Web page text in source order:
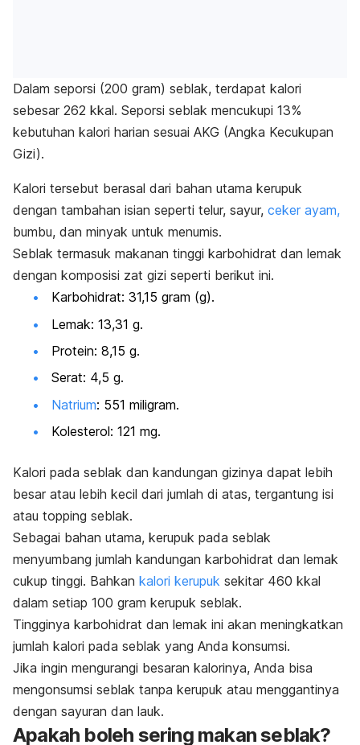
Dalam seporsi (200 gram) seblak, terdapat kalori
sebesar 262 kkal. Seporsi seblak mencukupi 13%
kebutuhan kalori harian sesuai AKG (Angka Kecukupan
Gizi).
Kalori tersebut berasal dari bahan utama kerupuk
dengan tambahan isian seperti telur, sayur, ceker ayam,
bumbu, dan minyak untuk menumis.
Seblak termasuk makanan tinggi karbohidrat dan lemak
dengan komposisi zat gizi seperti berikut ini.
Karbohidrat: 31,15 gram (g).
Lemak: 13,31 g.
Protein: 8,15 g.
Serat: 4,5 g.
Natrium: 551 miligram.
Kolesterol: 121 mg.
Kalori pada seblak dan kandungan gizinya dapat lebih
besar atau lebih kecil dari jumlah di atas, tergantung isi
atau topping seblak.
Sebagai bahan utama, kerupuk pada seblak
menyumbang jumlah kandungan karbohidrat dan lemak
cukup tinggi. Bahkan kalori kerupuk sekitar 460 kkal
dalam setiap 100 gram kerupuk seblak.
Tingginya karbohidrat dan lemak ini akan meningkatkan
jumlah kalori pada seblak yang Anda konsumsi.
Jika ingin mengurangi besaran kalorinya, Anda bisa
mengonsumsi seblak tanpa kerupuk atau menggantinya
dengan sayuran dan lauk.
Apakah boleh sering makan seblak?